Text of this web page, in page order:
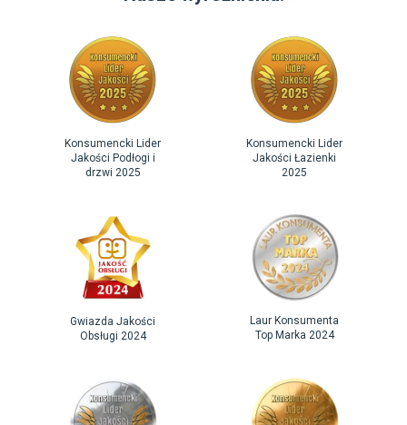
Konsumencki Lider
Jakości Podłogi i
drzwi 2025
Konsumencki Lider
Jakości Łazienki
2025
Gwiazda Jakości
Obsługi 2024
Laur Konsumenta
Top Marka 2024